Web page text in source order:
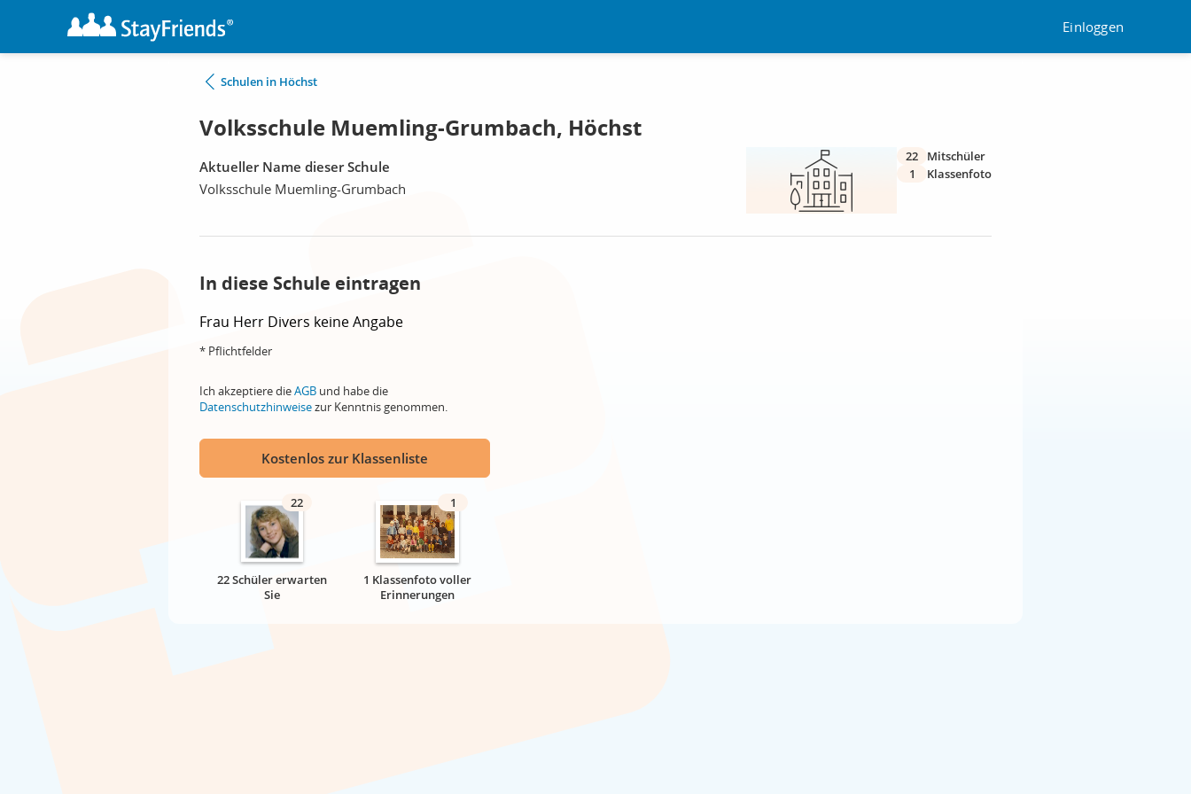
Einloggen
Schulen in Höchst
Volksschule Muemling-Grumbach, Höchst
Aktueller Name dieser Schule
Volksschule Muemling-Grumbach
22
Mitschüler
1
Klassenfoto
In diese Schule eintragen
Frau Herr Divers keine Angabe
* Pflichtfelder
Ich akzeptiere dieAGB und habe die
Datenschutzhinweisezur Kenntnis genommen.
Kostenlos zur Klassenliste
22
22 Schüler erwarten
Sie
1
1 Klassenfoto voller
Erinnerungen